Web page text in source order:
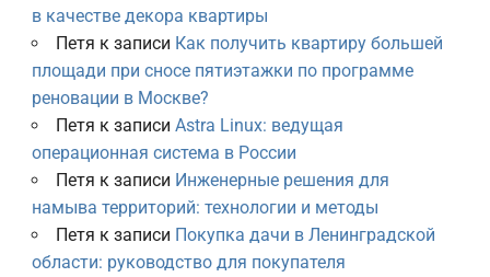
в качестве декора квартиры
Петя к записи Как получить квартиру большей
площади при сносе пятиэтажки по программе
реновации в Москве?
Петя к записи Astra Linux: ведущая
операционная система в России
Петя к записи Инженерные решения для
намыва территорий: технологии и методы
Петя к записи Покупка дачи в Ленинградской
области: руководство для покупателя